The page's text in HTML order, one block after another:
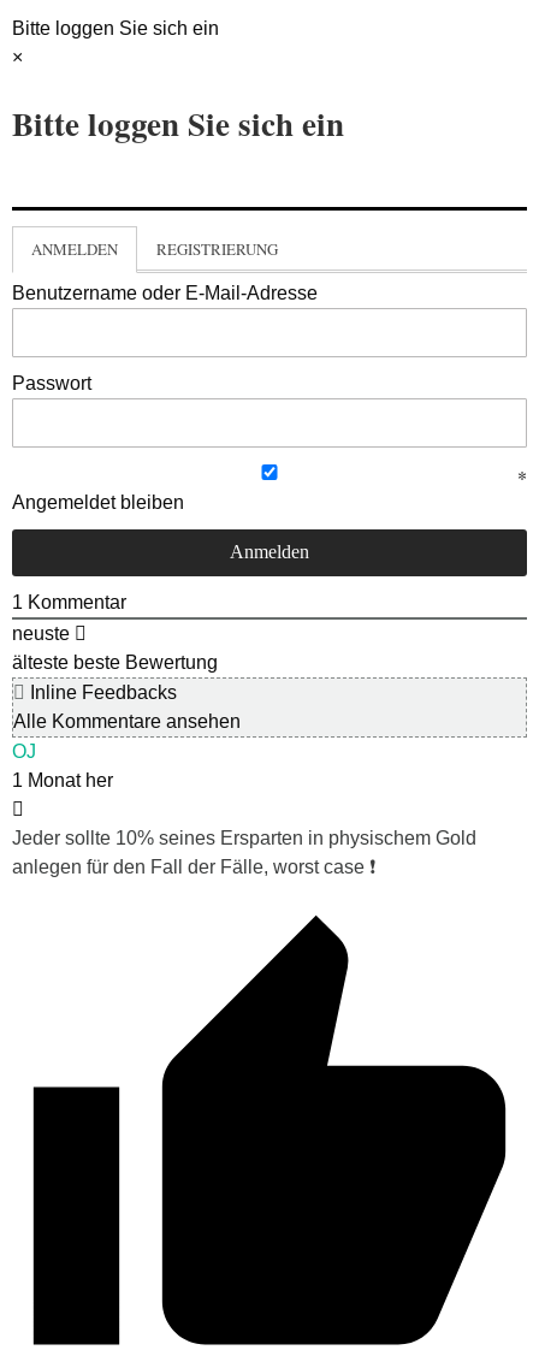
Bitte loggen Sie sich ein
×
Bitte loggen Sie sich ein
ANMELDEN REGISTRIERUNG
Benutzername oder E-Mail-Adresse
Passwort
Angemeldet bleiben
1 Kommentar
neuste
älteste beste Bewertung
Inline Feedbacks
Alle Kommentare ansehen
OJ
1 Monat her
Jeder sollte 10% seines Ersparten in physischem Gold
anlegen für den Fall der Fälle, worst case ❗